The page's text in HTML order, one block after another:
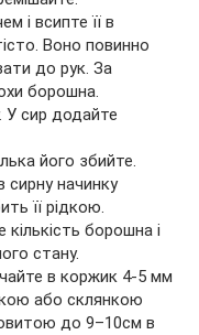
і всипте її в
Воно повинно
до рук. За
борошна.
У сир додайте
його збийте.
начинку
її рідкою.
борошна і
стану.
в коржик 4-5 мм
або склянкою
до 9–10см в